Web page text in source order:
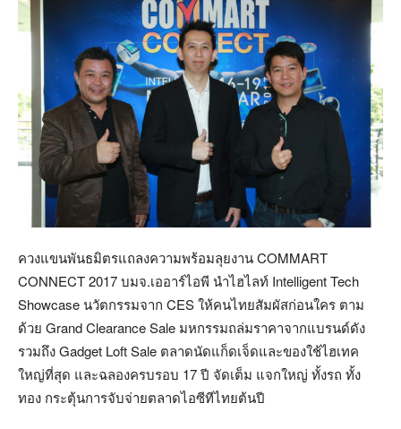
ควงแขนพันธมิตรแถลงความพร้อมลุยงาน COMMART
CONNECT 2017 บมจ.เออาร์ไอพี นำไฮไลท์ Intelligent Tech
Showcase นวัตกรรมจาก CES ให้คนไทยสัมผัสก่อนใคร ตาม
ด้วย Grand Clearance Sale มหกรรมถล่มราคาจากแบรนด์ดัง
รวมถึง Gadget Loft Sale ตลาดนัดแก็ดเจ็ดและของใช้ไฮเทค
ใหญ่ที่สุด และฉลองครบรอบ 17 ปี จัดเต็ม แจกใหญ่ ทั้งรถ ทั้ง
ทอง กระตุ้นการจับจ่ายตลาดไอซีทีไทยต้นปี